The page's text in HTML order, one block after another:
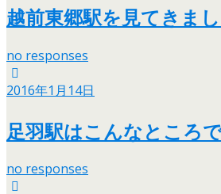
越前東郷駅を見てきま
no responses
2016年1月14日
足羽駅はこんなところで
no responses